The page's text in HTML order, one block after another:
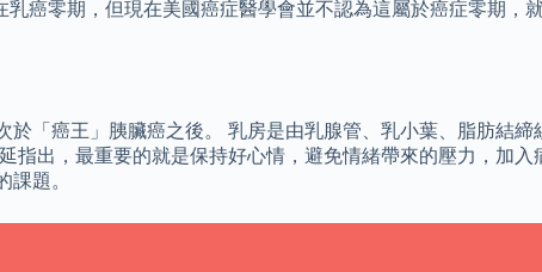
癌零期，但現在美國癌症醫學會並不認為這屬於癌症零期
「癌王」胰臟癌之後。 乳房是由乳腺管、乳小葉、脂肪結
指出，最重要的就是保持好心情，避免情緒帶來的壓力，加
題。